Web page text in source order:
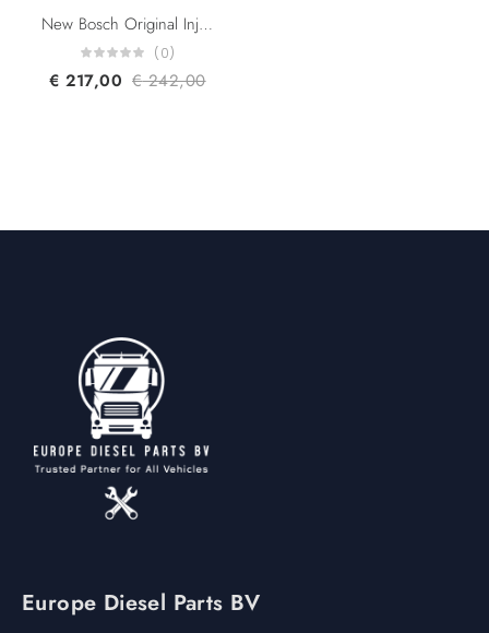
New Bosch Original Injector 0445110485 166008399R For Renault Clio Logan Dacia Logan Sandero Lodgy K9K 1.5 DCI Diesel Fuel Injector
(0)
€ 217,00 €242,00
Europe Diesel Parts BV